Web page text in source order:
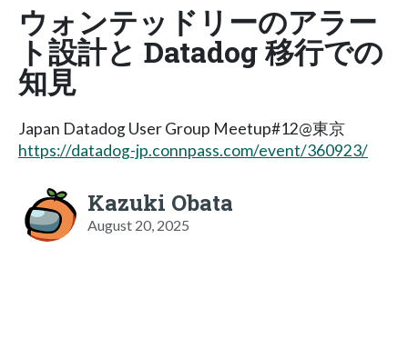
ウォンテッドリーのアラー
ト設計と Datadog 移行での
知見
Japan Datadog User Group Meetup#12@東京
https://datadog-jp.connpass.com/event/360923/
Kazuki Obata
August 20, 2025